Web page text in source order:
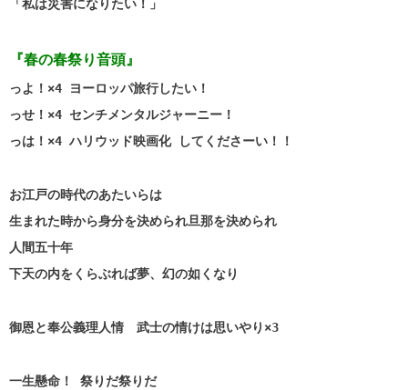
「私は災害になりたい！」
『春の春祭り音頭』
っよ！×4 ヨーロッパ旅行したい！
っせ！×4 センチメンタルジャーニー！
っは！×4 ハリウッド映画化 してくださーい！！
お江戸の時代のあたいらは
生まれた時から身分を決められ旦那を決められ
人間五十年
下天の内をくらぶれば夢、幻の如くなり
御恩と奉公義理人情 武士の情けは思いやり×3
一生懸命！ 祭りだ祭りだ